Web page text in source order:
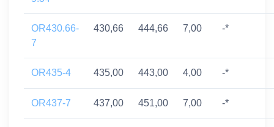
OR430.66-
7
430,66 444,66 7,00 -*
OR435-4 435,00 443,00 4,00 -*
OR437-7 437,00 451,00 7,00 -*